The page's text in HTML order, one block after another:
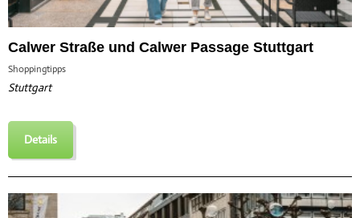
Calwer Straße und Calwer Passage Stuttgart
Shoppingtipps
Stuttgart
Details